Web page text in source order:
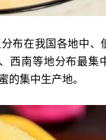
布在我国各地中、
西南等地分布最集
集中生产地。